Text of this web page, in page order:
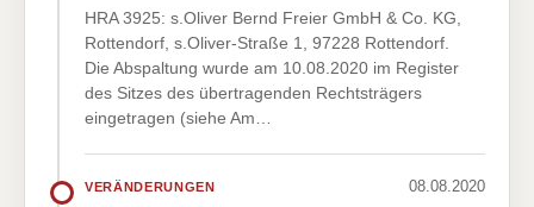
HRA 3925: s.Oliver Bernd Freier GmbH & Co. KG,
Rottendorf, s.Oliver-Straße 1, 97228 Rottendorf.
Die Abspaltung wurde am 10.08.2020 im Register
des Sitzes des übertragenden Rechtsträgers
eingetragen (siehe Am…
VERÄNDERUNGEN 08.08.2020